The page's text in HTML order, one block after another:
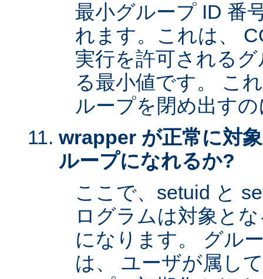
最小グループ ID 番
れます。これは、
実行を許可される
る最小値です。 こ
ループを閉め出す
wrapper が正常に対
ループになれるか?
ここで、setuid と
ログラムは対象と
になります。 グル
は、 ユーザが属し